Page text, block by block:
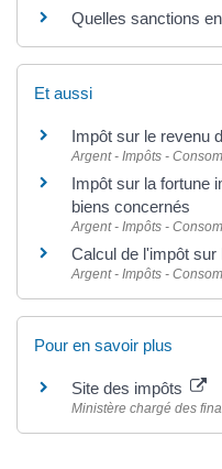
Quelles sanctions
Et aussi
Impôt sur le revenu
Argent - Impôts -
Impôt sur la fortune
biens concernés
Argent - Impôts -
Calcul de l'impôt sur
Argent - Impôts -
Pour en savoir plus
Site des impôts
Ministère chargé des